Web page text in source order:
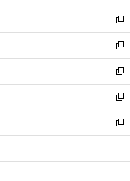
開
く
ウ
で
開
く
ン
ド
ウ
で
開
く
ウ
ィ
ン
ド
ウ
で
開
く
新
し
い
ウ
ィ
ン
ド
ウ
で
開
新
し
い
ウ
ィ
ン
ド
ウ
開
新
し
い
ウ
ィ
ン
ウ
新
し
い
ウ
ン
新
し
ウ